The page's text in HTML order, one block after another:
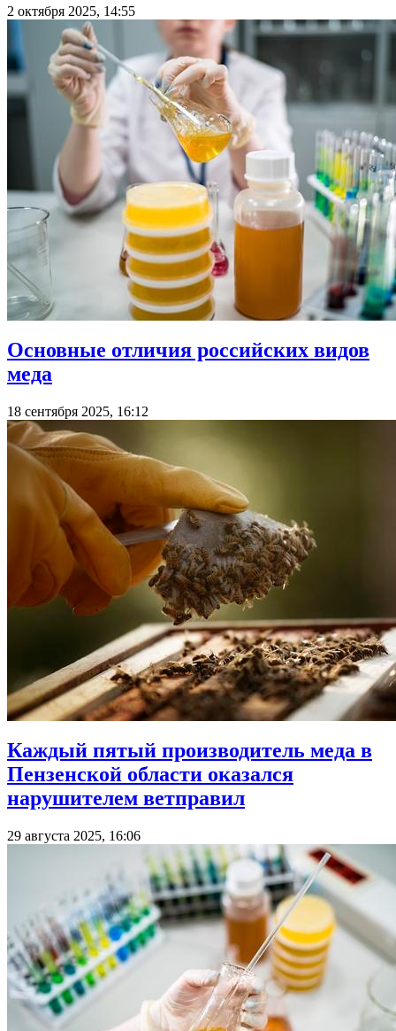
2 октября 2025, 14:55
Основные отличия российских видов
меда
18 сентября 2025, 16:12
Каждый пятый производитель меда в
Пензенской области оказался
нарушителем ветправил
29 августа 2025, 16:06